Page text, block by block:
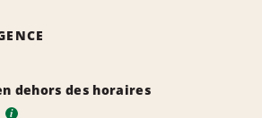
dehors des horaires
i